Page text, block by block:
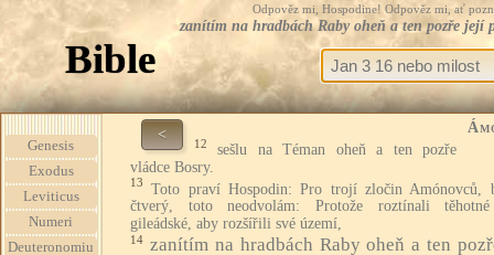
Odpověz mi, Hospodine! Odpověz mi, ať
zanítím na hradbách Raby oheň a ten pozře její
Bible
Genesis
Exodus
Leviticus
Numeri
Deuteronomiu
<
12
sešlu na Téman oheň a ten pozře
vládce Bosry.
13
Toto praví Hospodin: Pro trojí zločin Amónovců,
čtverý, toto neodvolám: Protože roztínali
gileádské, aby rozšířili své území,
14 zanítím na hradbách Raby oheň a ten